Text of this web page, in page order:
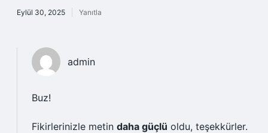
Eylül 30, 2025 Yanıtla
admin
Buz!
Fikirlerinizle metin daha güçlü oldu, teşekkürler.